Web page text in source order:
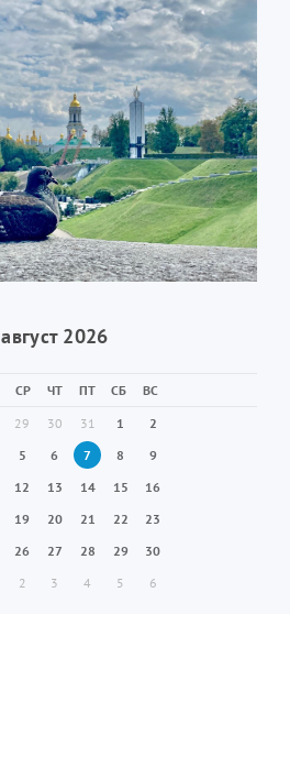
август 2026
СР ЧТ ПТ СБ
ВС
29 30 31 1
2
5 6 7 8
9
12 13 14 15
16
19 20 21 22
23
26 27 28 29
30
2 3 4 5 6